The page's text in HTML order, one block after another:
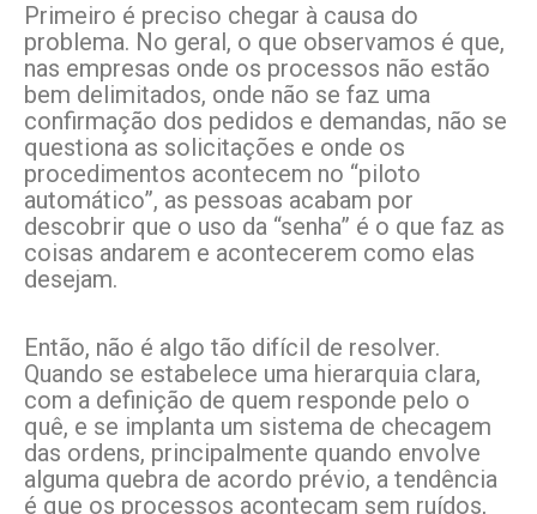
Primeiro é preciso chegar à causa do
problema. No geral, o que observamos é que,
nas empresas onde os processos não estão
bem delimitados, onde não se faz uma
confirmação dos pedidos e demandas, não se
questiona as solicitações e onde os
procedimentos acontecem no “piloto
automático”, as pessoas acabam por
descobrir que o uso da “senha” é o que faz as
coisas andarem e acontecerem como elas
desejam.
Então, não é algo tão difícil de resolver.
Quando se estabelece uma hierarquia clara,
com a definição de quem responde pelo o
quê, e se implanta um sistema de checagem
das ordens, principalmente quando envolve
alguma quebra de acordo prévio, a tendência
é que os processos aconteçam sem ruídos,